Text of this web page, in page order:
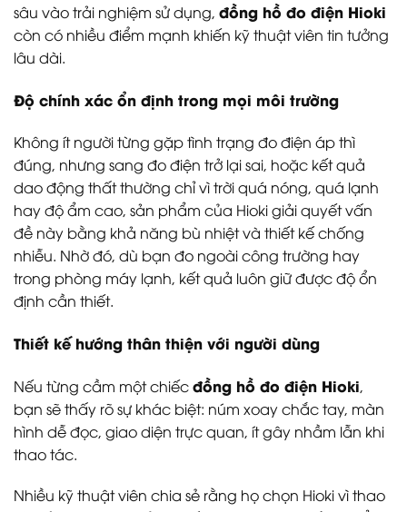
sâu vào trải nghiệm sử dụng, đồng hồ đo điện Hioki
còn có nhiều điểm mạnh khiến kỹ thuật viên tin tưởng
lâu dài.
Độ chính xác ổn định trong mọi môi trường
Không ít người từng gặp tình trạng đo điện áp thì
đúng, nhưng sang đo điện trở lại sai, hoặc kết quả
dao động thất thường chỉ vì trời quá nóng, quá lạnh
hay độ ẩm cao, sản phẩm của Hioki giải quyết vấn
đề này bằng khả năng bù nhiệt và thiết kế chống
nhiễu. Nhờ đó, dù bạn đo ngoài công trường hay
trong phòng máy lạnh, kết quả luôn giữ được độ ổn
định cần thiết.
Thiết kế hướng thân thiện với người dùng
Nếu từng cầm một chiếcđồng hồ đo điện Hioki,
bạn sẽ thấy rõ sự khác biệt: núm xoay chắc tay, màn
hình dễ đọc, giao diện trực quan, ít gây nhầm lẫn khi
thao tác.
Nhiều kỹ thuật viên chia sẻ rằng họ chọn Hioki vì thao